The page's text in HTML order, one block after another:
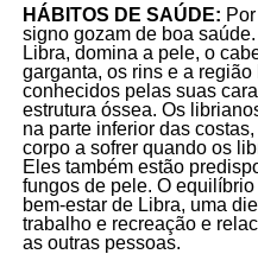
HÁBITOS DE SAÚDE:
signo gozam de boa
Libra, domina a pele, o
garganta, os rins e a
conhecidos pelas suas
estrutura óssea. Os
na parte inferior das
corpo a sofrer quando os
Eles também estão
fungos de pele. O
bem-estar de Libra, uma
trabalho e recreação e
as outras pessoas.